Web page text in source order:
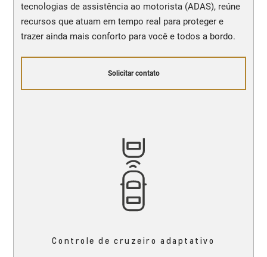
tecnologias de assistência ao motorista (ADAS), reúne
recursos que atuam em tempo real para proteger e
trazer ainda mais conforto para você e todos a bordo.
Solicitar contato
Controle de cruzeiro adaptativo